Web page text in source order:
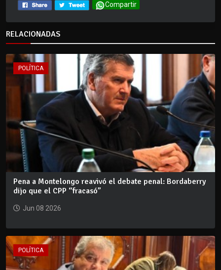
Compartir
RELACIONADAS
POLÍTICA
Pena a Montelongo reavivó el debate penal: Bordaberry
dijo que el CPP “fracasó”
Jun 08 2026
POLÍTICA